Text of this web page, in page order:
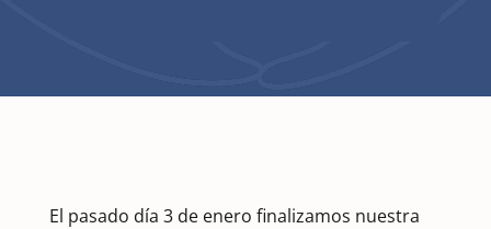
El pasado día 3 de enero finalizamos nuestra